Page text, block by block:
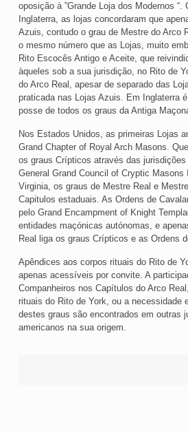
oposição à ”Grande Loja dos Modernos
Inglaterra, as lojas concordaram que
Azuis, contudo o grau de Mestre do Arco
o mesmo número que as Lojas, muito
Rito Escocês Antigo e Aceite, que
àqueles sob a sua jurisdição, no Rito de
do Arco Real, apesar de separado das
praticada nas Lojas Azuis. Em Inglaterra
posse de todos os graus da Antiga
Nos Estados Unidos, as primeiras Lojas
Grand Chapter of Royal Arch Masons.
os graus Crípticos através das
General Grand Council of Cryptic
Virginia, os graus de Mestre Real e
Capitulos estaduais. As Ordens de
pelo Grand Encampment of Knight
entidades maçónicas autónomas, e
Real liga os graus Crípticos e as Ordens
Apêndices aos corpos rituais do Rito de
apenas acessíveis por convite. A
Companheiros nos Capítulos do Arco
rituais do Rito de York, ou a necessidade
destes graus são encontrados em outras
americanos na sua origem.